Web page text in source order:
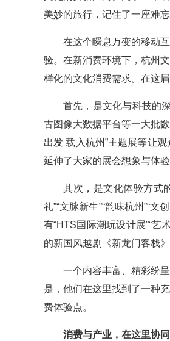
美妙的旅行，记住了一座难忘
在这个瞬息万变的移动
验。在新消费环境下，杭州
样化的文化消费需求。在这
首先，是文化与科技的
古图像大数据平台等一大批
出发 载入杭州”主题展等让
延伸了大家的展会想象与体
其次，是文化体验方式
礼”“文脉新生”“韵味杭州”“
有“HTS国际潮玩设计展”“艺
的新国风越剧《新龙门客栈
一个内容丰富、精彩纷
是，他们在这里找到了一种
费体验点。
消费与产业，在这里协